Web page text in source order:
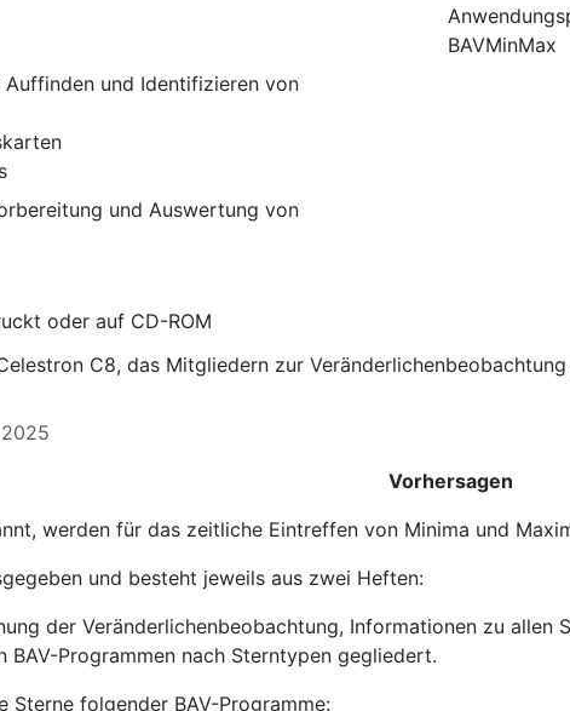
BAVMinMax
und Identifizieren von
und Auswertung von
oder auf CD-ROM
C8, das Mitgliedern zur
Vorhersagen
werden für das zeitliche Eintreffen von Minima und
und besteht jeweils aus zwei Heften:
der Veränderlichenbeobachtung, Informationen zu
BAV-Programmen nach Sterntypen gegliedert.
folgender BAV-Programme: